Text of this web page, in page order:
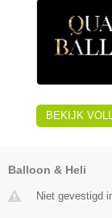
BEKIJK
Balloon & Heli
Niet gevestigd